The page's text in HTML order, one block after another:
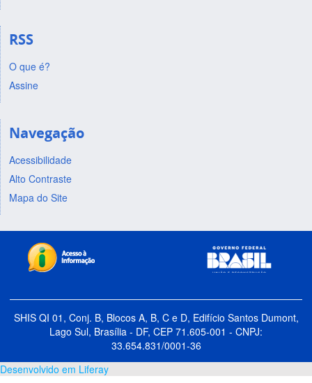
RSS
O que é?
Assine
Navegação
Acessibilidade
Alto Contraste
Mapa do Site
SHIS QI 01, Conj. B, Blocos A, B, C e D, Edifício Santos Dumont,
Lago Sul, Brasília - DF, CEP 71.605-001 - CNPJ:
33.654.831/0001-36
Desenvolvido em Liferay